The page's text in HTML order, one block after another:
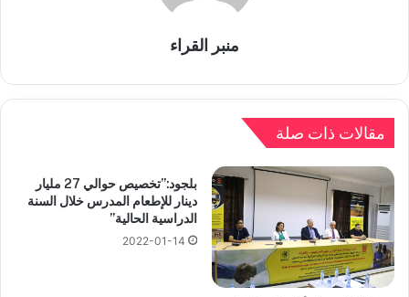
منبر القراء
مقالات ذات صلة
بلجود:”تخصيص حوالي 27 مليار
دينار للإطعام المدرس خلال السنة
الدراسية الحالية”
2022-01-14